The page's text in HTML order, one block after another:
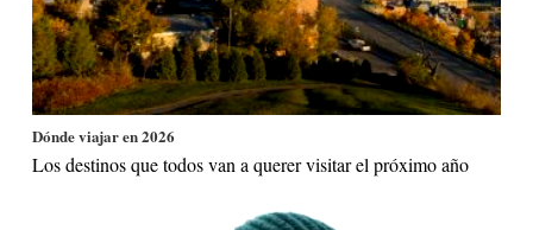
Dónde viajar en 2026
Los destinos que todos van a querer visitar el próximo año